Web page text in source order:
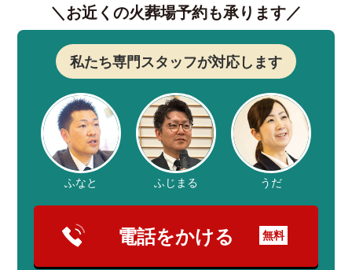
＼お近くの火葬場予約も承ります／
私たち専門スタッフが対応します
ふなと ふじまる うだ
電話をかける 無料